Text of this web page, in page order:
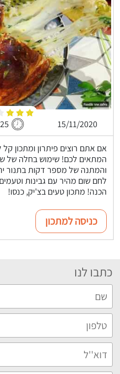
15/11/2020 25 דקות
אם אתם רוצים פיתרון ומתכון
המתאים לכם! שימוש בחלה של
והמתנה של מספר דקות בתנור
הכנה! מתכון טעים בצ'יק, כנסו!
כניסה למתכון
כתבו לנו